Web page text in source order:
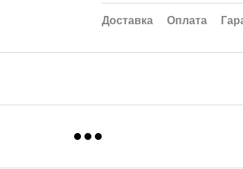
Доставка Оплата